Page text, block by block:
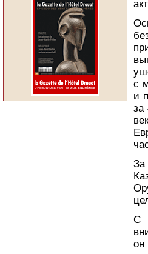
с
и
за
За
С